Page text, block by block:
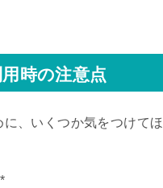
時の注意点
、いくつか気をつけて